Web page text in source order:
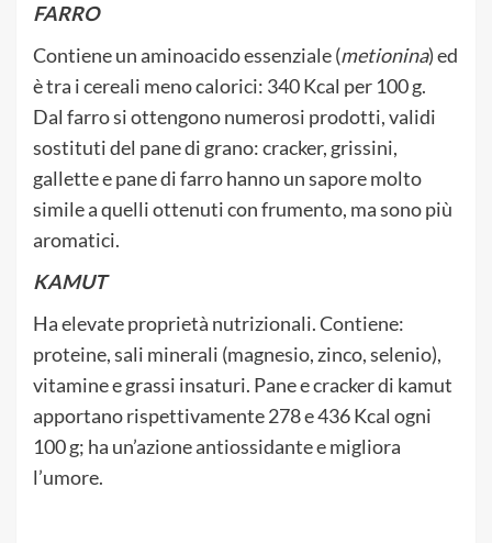
FARRO
Contiene un aminoacido essenziale (metionina) ed
è tra i cereali meno calorici: 340 Kcal per 100 g.
Dal farro si ottengono numerosi prodotti, validi
sostituti del pane di grano: cracker, grissini,
gallette e pane di farro hanno un sapore molto
simile a quelli ottenuti con frumento, ma sono più
aromatici.
KAMUT
Ha elevate proprietà nutrizionali. Contiene:
proteine, sali minerali (magnesio, zinco, selenio),
vitamine e grassi insaturi. Pane e cracker di kamut
apportano rispettivamente 278 e 436 Kcal ogni
100 g; ha un’azione antiossidante e migliora
l’umore.